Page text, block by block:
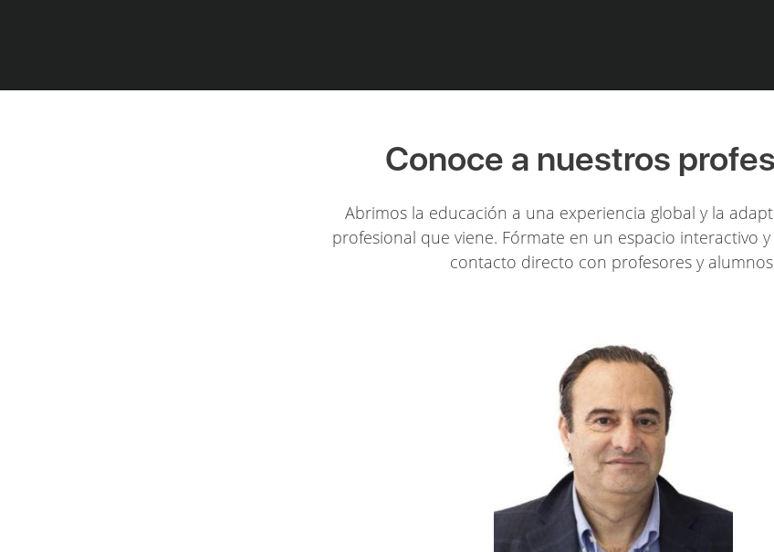
Conoce a nuestros
Abrimos la educación a una experiencia global y la
profesional que viene. Fórmate en un espacio interactivo
contacto directo con profesores y